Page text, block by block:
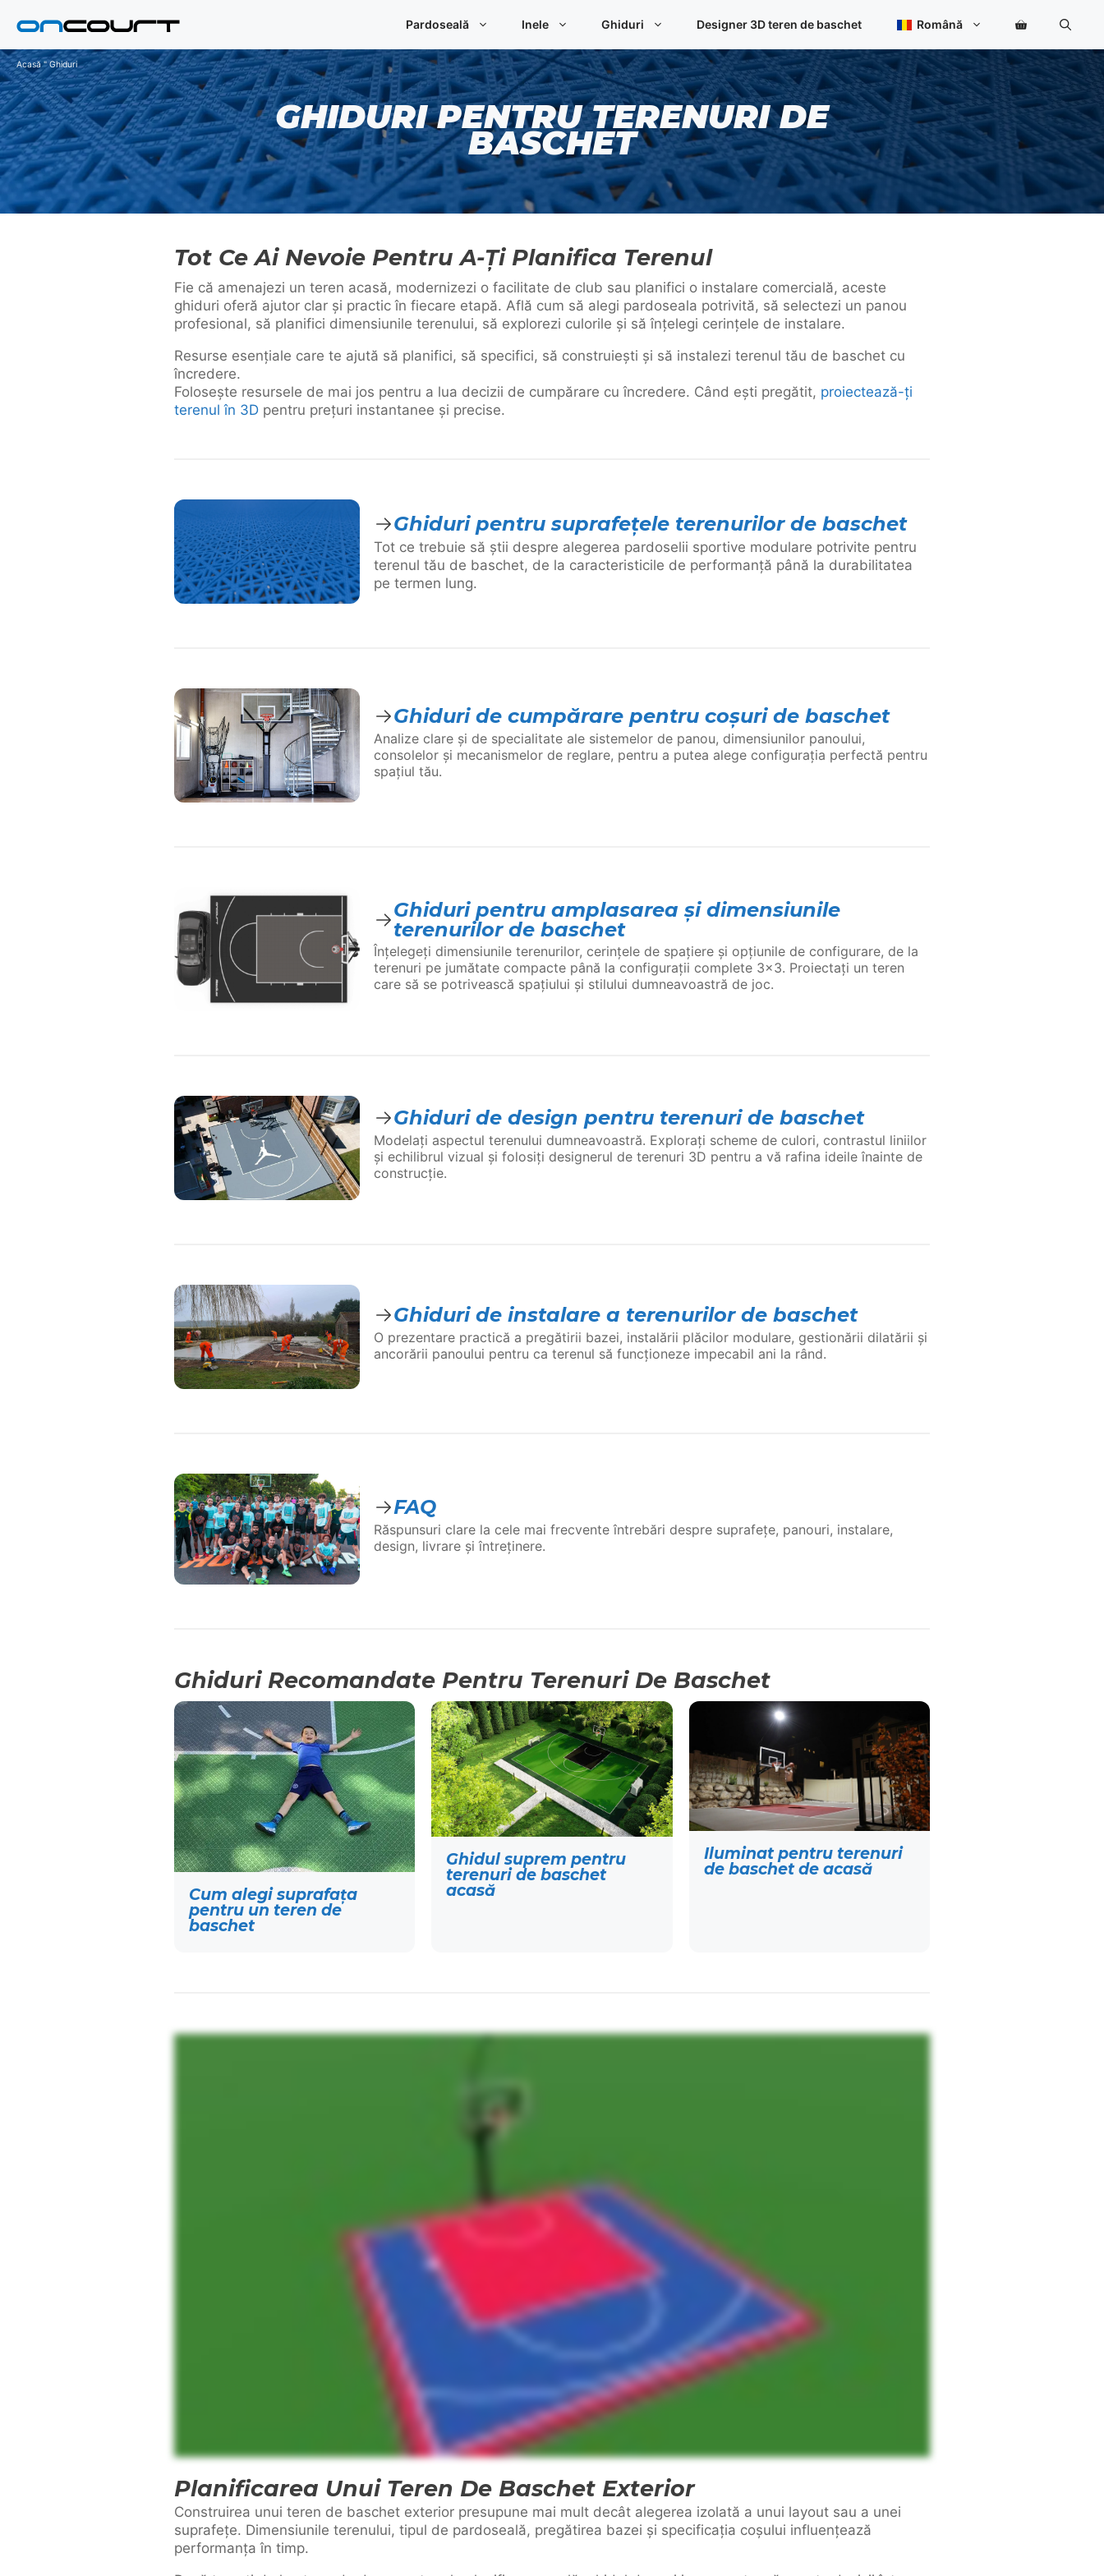
Pardoseală Inele Ghiduri Designer 3D teren de baschet Română
Acasă"Ghiduri
GHIDURI PENTRU TERENURI DE
BASCHET
Tot Ce Ai Nevoie Pentru A-Ți Planifica Terenul
Fie că amenajezi un teren acasă, modernizezi o facilitate de club sau planifici o instalare comercială, aceste
ghiduri oferă ajutor clar și practic în fiecare etapă. Află cum să alegi pardoseala potrivită, să selectezi un panou
profesional, să planifici dimensiunile terenului, să explorezi culorile și să înțelegi cerințele de instalare.
Resurse esențiale care te ajută să planifici, să specifici, să construiești și să instalezi terenul tău de baschet cu
încredere.
Folosește resursele de mai jos pentru a lua decizii de cumpărare cu încredere. Când ești pregătit, proiectează-ți
terenul în 3D pentru prețuri instantanee și precise.
Ghiduri pentru suprafețele terenurilor de baschet
Tot ce trebuie să știi despre alegerea pardoselii sportive modulare potrivite pentru
terenul tău de baschet, de la caracteristicile de performanță până la durabilitatea
pe termen lung.
Ghiduri de cumpărare pentru coșuri de baschet
Analize clare și de specialitate ale sistemelor de panou, dimensiunilor panoului,
consolelor și mecanismelor de reglare, pentru a putea alege configurația perfectă pentru
spațiul tău.
Ghiduri pentru amplasarea și dimensiunile
terenurilor de baschet
Înțelegeți dimensiunile terenurilor, cerințele de spațiere și opțiunile de configurare, de la
terenuri pe jumătate compacte până la configurații complete 3×3. Proiectați un teren
care să se potrivească spațiului și stilului dumneavoastră de joc.
Ghiduri de design pentru terenuri de baschet
Modelați aspectul terenului dumneavoastră. Explorați scheme de culori, contrastul liniilor
și echilibrul vizual și folosiți designerul de terenuri 3D pentru a vă rafina ideile înainte de
construcție.
Ghiduri de instalare a terenurilor de baschet
O prezentare practică a pregătirii bazei, instalării plăcilor modulare, gestionării dilatării și
ancorării panoului pentru ca terenul să funcționeze impecabil ani la rând.
FAQ
Răspunsuri clare la cele mai frecvente întrebări despre suprafețe, panouri, instalare,
design, livrare și întreținere.
Ghiduri Recomandate Pentru Terenuri De Baschet
Cum alegi suprafața
pentru un teren de
baschet
Ghidul suprem pentru
terenuri de baschet
acasă
Iluminat pentru terenuri
de baschet de acasă
Planificarea Unui Teren De Baschet Exterior
Construirea unui teren de baschet exterior presupune mai mult decât alegerea izolată a unui layout sau a unei
suprafețe. Dimensiunile terenului, tipul de pardoseală, pregătirea bazei și specificația coșului influențează
performanța în timp.